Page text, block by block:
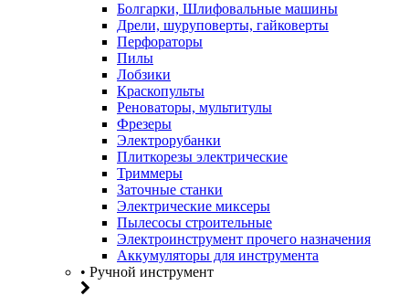
Болгарки, Шлифовальные машины
Дрели, шуруповерты, гайковерты
Перфораторы
Пилы
Лобзики
Краскопульты
Реноваторы, мультитулы
Фрезеры
Электрорубанки
Плиткорезы электрические
Триммеры
Заточные станки
Электрические миксеры
Пылесосы строительные
Электроинструмент прочего назначения
Аккумуляторы для инструмента
• Ручной инструмент